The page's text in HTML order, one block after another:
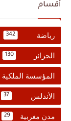
أقسام
رياضة 342
الجزائر 130
المؤسسة الملكية
الأندلس 37
مدن مغربية 29